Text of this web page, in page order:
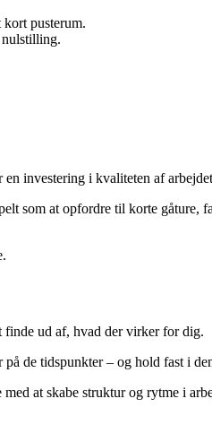
pusterum.
investering i kvaliteten af
som at opfordre til korte gåture,
finde ud af, hvad der virker for dig.
de tidspunkter – og hold fast i
at skabe struktur og rytme i